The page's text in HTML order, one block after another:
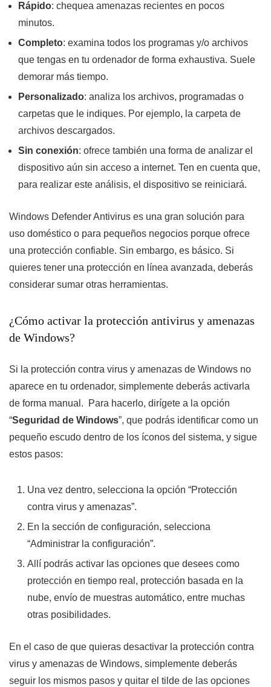
Rápido: chequea amenazas recientes en pocos
minutos.
Completo: examina todos los programas y/o archivos
que tengas en tu ordenador de forma exhaustiva. Suele
demorar más tiempo.
Personalizado: analiza los archivos, programadas o
carpetas que le indiques. Por ejemplo, la carpeta de
archivos descargados.
Sin conexión: ofrece también una forma de analizar el
dispositivo aún sin acceso a internet. Ten en cuenta que,
para realizar este análisis, el dispositivo se reiniciará.
Windows Defender Antivirus es una gran solución para
uso doméstico o para pequeños negocios porque ofrece
una protección confiable. Sin embargo, es básico. Si
quieres tener una protección en línea avanzada, deberás
considerar sumar otras herramientas.
¿Cómo activar la protección antivirus y amenazas
de Windows?
Si la protección contra virus y amenazas de Windows no
aparece en tu ordenador, simplemente deberás activarla
de forma manual. Para hacerlo, dirígete a la opción
“Seguridad de Windows”, que podrás identificar como un
pequeño escudo dentro de los íconos del sistema, y sigue
estos pasos:
Una vez dentro, selecciona la opción “Protección
contra virus y amenazas”.
En la sección de configuración, selecciona
“Administrar la configuración”.
Allí podrás activar las opciones que desees como
protección en tiempo real, protección basada en la
nube, envío de muestras automático, entre muchas
otras posibilidades.
En el caso de que quieras desactivar la protección contra
virus y amenazas de Windows, simplemente deberás
seguir los mismos pasos y quitar el tilde de las opciones